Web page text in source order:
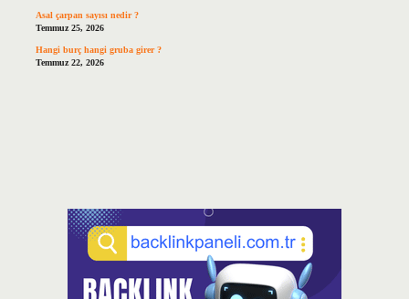
Asal çarpan sayısı nedir ?
Temmuz 25, 2026
Hangi burç hangi gruba girer ?
Temmuz 22, 2026